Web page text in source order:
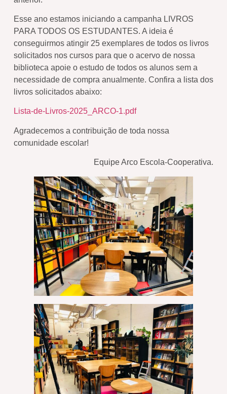
Esse ano estamos iniciando a campanha LIVROS
PARA TODOS OS ESTUDANTES. A ideia é
conseguirmos atingir 25 exemplares de todos os livros
solicitados nos cursos para que o acervo de nossa
biblioteca apoie o estudo de todos os alunos sem a
necessidade de compra anualmente. Confira a lista dos
livros solicitados abaixo:
Lista-de-Livros-2025_ARCO-1.pdf
Agradecemos a contribuição de toda nossa
comunidade escolar!
Equipe Arco Escola-Cooperativa.